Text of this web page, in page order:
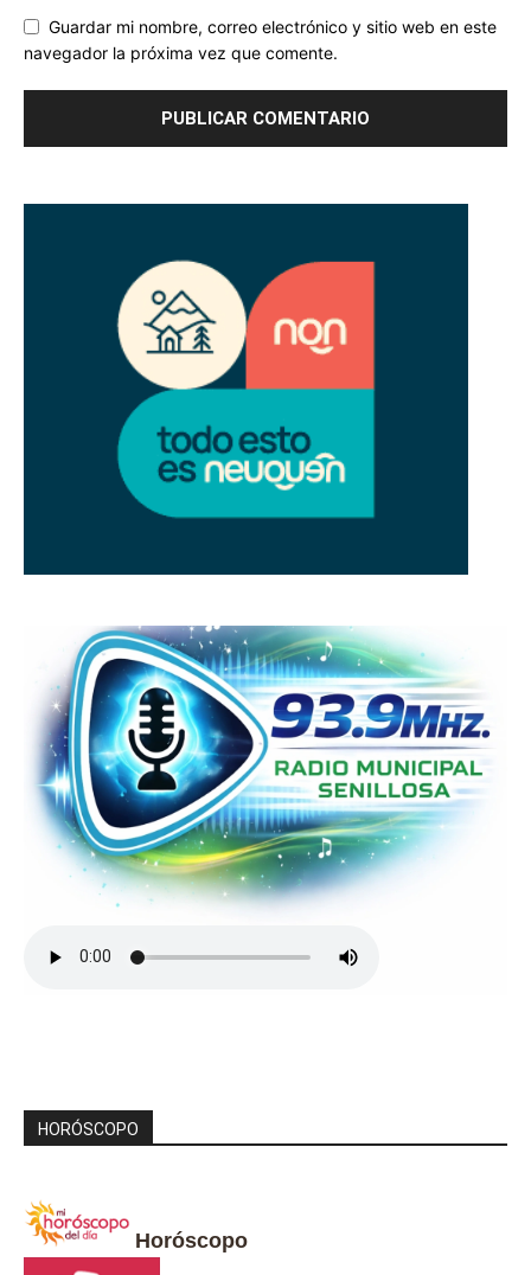
Guardar mi nombre, correo electrónico y sitio web en este
navegador la próxima vez que comente.
HORÓSCOPO
Horóscopo